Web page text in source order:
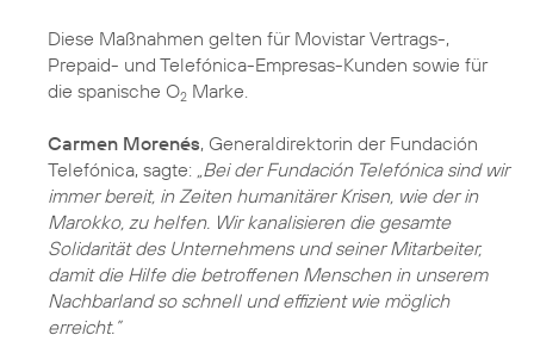
Diese Maßnahmen gelten für Movistar Vertrags-,
Prepaid- und Telefónica-Empresas-Kunden sowie für
die spanische O2 Marke.
Carmen Morenés, Generaldirektorin der Fundación
Telefónica, sagte: „Bei der Fundación Telefónica sind wir
immer bereit, in Zeiten humanitärer Krisen, wie der in
Marokko, zu helfen. Wir kanalisieren die gesamte
Solidarität des Unternehmens und seiner Mitarbeiter,
damit die Hilfe die betroffenen Menschen in unserem
Nachbarland so schnell und effizient wie möglich
erreicht.”